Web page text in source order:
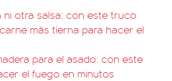
ni otra salsa: con este truco
más tierna para hacer el
para el asado: con este
el fuego en minutos